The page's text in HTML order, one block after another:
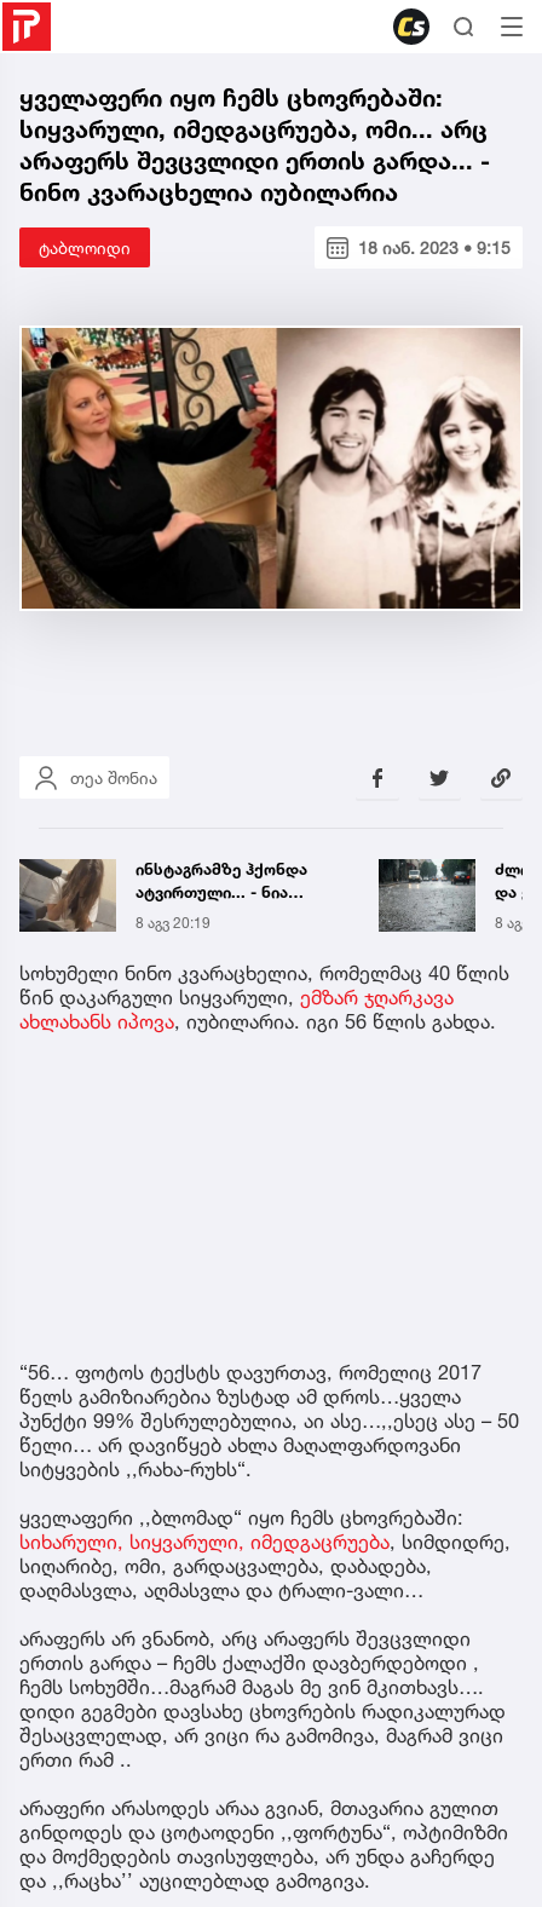
ყველაფერი იყო ჩემს ცხოვრებაში:
სიყვარული, იმედგაცრუება, ომი... არც
არაფერს შევცვლიდი ერთის გარდა... -
ნინო კვარაცხელია იუბილარია
ტაბლოიდი 18 იან. 2023 • 9:15
თეა შონია
ძლიერი ნალექი, სეტყვა
და ქარი - რომელ
რეგიონს ემუქრება
წყალმოვარდნებისა და
მეწყრის საფრთხე
8 აგვ 19:38
ნია
8 აგვ
სოხუმელი ნინო კვარაცხელია, რომელმაც 40 წლის
წინ დაკარგული სიყვარული, ემზარ ჯღარკავა
ახლახანს იპოვა, იუბილარია. იგი 56 წლის გახდა.
“56… ფოტოს ტექსტს დავურთავ, რომელიც 2017
წელს გამიზიარებია ზუსტად ამ დროს…ყველა
პუნქტი 99% შესრულებულია, აი ასე…,,ესეც ასე – 50
წელი… არ დავიწყებ ახლა მაღალფარდოვანი
სიტყვების ,,რახა-რუხს“.
ყველაფერი ,,ბლომად“ იყო ჩემს ცხოვრებაში:
სიხარული, სიყვარული, იმედგაცრუება, სიმდიდრე,
სიღარიბე, ომი, გარდაცვალება, დაბადება,
დაღმასვლა, აღმასვლა და ტრალი-ვალი…
არაფერს არ ვნანობ, არც არაფერს შევცვლიდი
ერთის გარდა – ჩემს ქალაქში დავბერდებოდი ,
ჩემს სოხუმში…მაგრამ მაგას მე ვინ მკითხავს….
დიდი გეგმები დავსახე ცხოვრების რადიკალურად
შესაცვლელად, არ ვიცი რა გამომივა, მაგრამ ვიცი
ერთი რამ ..
არაფერი არასოდეს არაა გვიან, მთავარია გულით
გინდოდეს და ცოტაოდენი ,,ფორტუნა“, ოპტიმიზმი
და მოქმედების თავისუფლება, არ უნდა გაჩერდე
და ,,რაცხა’’ აუცილებლად გამოგივა.